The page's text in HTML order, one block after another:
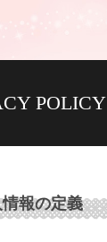
POLICY
報の定義